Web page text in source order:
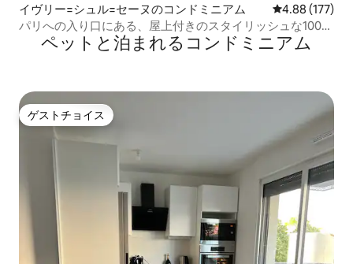
イヴリー=シュル=セーヌのコンドミニアム レビュー177
4.88 (177)
パリへの入り口にある、屋上付きのスタイリッシュな100平
方メートルのお部屋
ペットと泊まれるコンドミニアム
ゲストチョイス
ゲストチョイス